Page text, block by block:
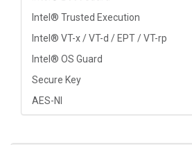
Intel® Trusted Execution
Intel® VT-x / VT-d / EPT / VT-rp
Intel® OS Guard
Secure Key
AES-NI